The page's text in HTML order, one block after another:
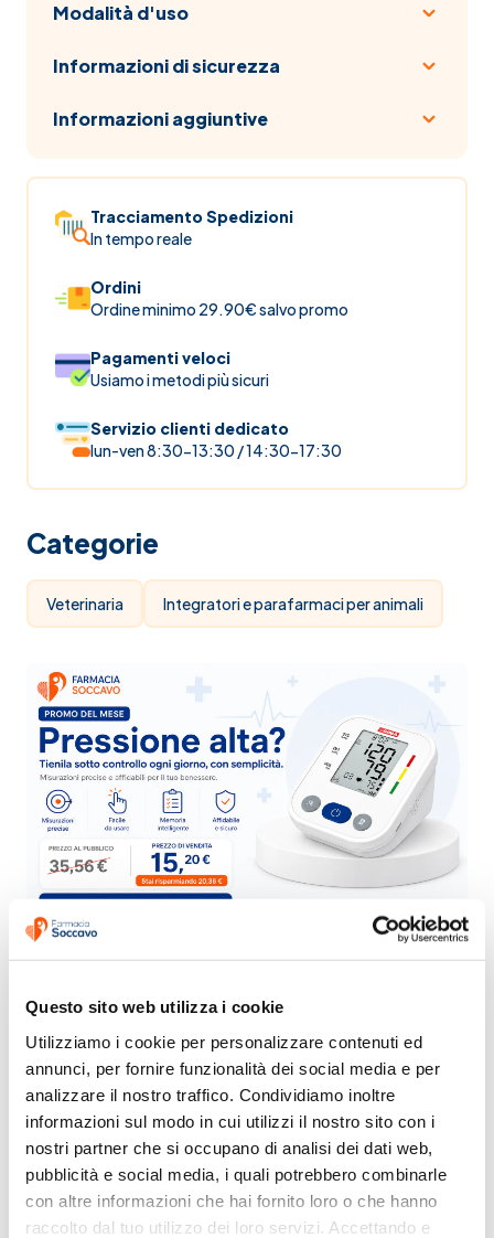
Questo sito web utilizza i cookie
Utilizziamo i cookie per personalizzare contenuti ed
annunci, per fornire funzionalità dei social media e per
analizzare il nostro traffico. Condividiamo inoltre
informazioni sul modo in cui utilizzi il nostro sito con i
nostri partner che si occupano di analisi dei dati web,
pubblicità e social media, i quali potrebbero combinarle
con altre informazioni che hai fornito loro o che hanno
raccolto dal tuo utilizzo dei loro servizi. Accettando e
Modalità d'uso
Informazioni di sicurezza
Informazioni aggiuntive
Tracciamento Spedizioni
In tempo reale
Ordini
Ordine minimo 29.90€ salvo promo
Pagamenti veloci
Usiamo i metodi più sicuri
Servizio clienti dedicato
lun-ven 8:30-13:30 / 14:30-17:30
Categorie
Veterinaria Integratori e parafarmaci per animali